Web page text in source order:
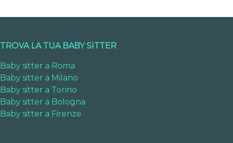
TROVA LA TUA BABY SITTER
Baby sitter a Roma
Baby sitter a Milano
Baby sitter a Torino
Baby sitter a Bologna
Baby sitter a Firenze